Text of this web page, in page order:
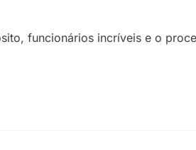
funcionários incríveis e o